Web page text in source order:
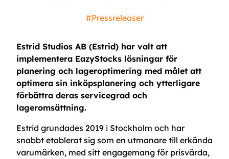
#Pressreleaser
Estrid Studios AB (Estrid) har valt att
implementera EazyStocks lösningar för
planering och lageroptimering med målet att
optimera sin inköpsplanering och ytterligare
förbättra deras servicegrad och
lageromsättning.
Estrid grundades 2019 i Stockholm och har
snabbt etablerat sig som en utmanare till erkända
varumärken, med sitt engagemang för prisvärda,